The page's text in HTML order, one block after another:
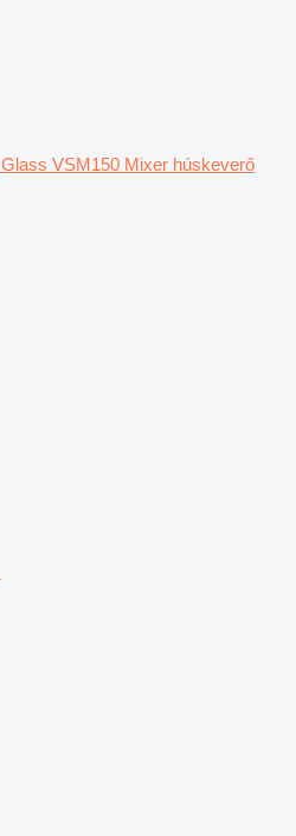
Glass VSM150 Mixer húskeverő